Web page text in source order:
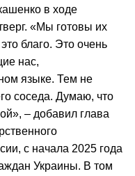
в ходе
«Мы готовы их
благо. Это очень
нас,
языке. Тем не
соседа. Думаю, что
– добавил глава
с начала 2025 года
Украины. В том